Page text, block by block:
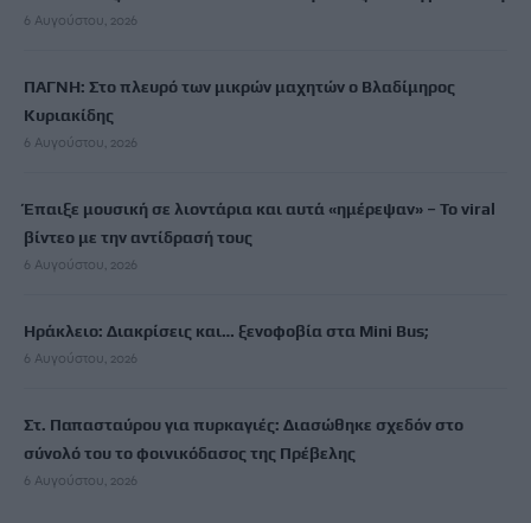
6 Αυγούστου, 2026
ΠΑΓΝΗ: Στο πλευρό των μικρών μαχητών ο Βλαδίμηρος
Κυριακίδης
6 Αυγούστου, 2026
Έπαιξε μουσική σε λιοντάρια και αυτά «ημέρεψαν» – Το viral
βίντεο με την αντίδρασή τους
6 Αυγούστου, 2026
Ηράκλειο: Διακρίσεις και… ξενοφοβία στα Mini Bus;
6 Αυγούστου, 2026
Στ. Παπασταύρου για πυρκαγιές: Διασώθηκε σχεδόν στο
σύνολό του το φοινικόδασος της Πρέβελης
6 Αυγούστου, 2026